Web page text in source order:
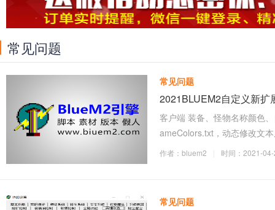
常见问题
常见问题
2021BLUEM2自定义新扩
客户端 装备、怪物名称颜色
ameColors.txt，动态修改文
会
作者：bluem2 时间：2021-
常见问题